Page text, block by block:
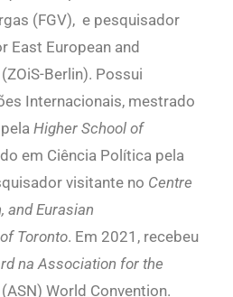
(FGV), e pesquisador
East European and
Berlin). Possui
Internacionais, mestrado
pelaHigher School of
em Ciência Política pela
visitante no Centre
and Eurasian
Toronto. Em 2021, recebeu
na Association for the
(ASN) World Convention.